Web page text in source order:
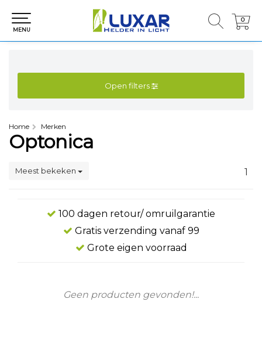
0
0
MENU
Open filters
Home Merken
Optonica
Meest bekeken 1
100 dagen retour/ omruilgarantie
Gratis verzending vanaf 99
Grote eigen voorraad
Geen producten gevonden!...